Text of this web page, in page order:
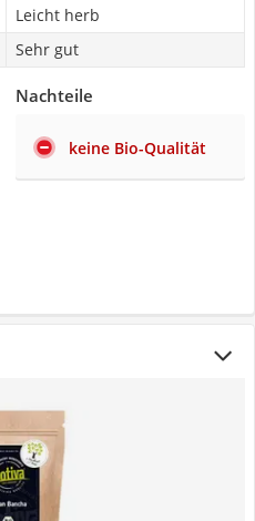
Leicht herb
Sehr gut
Nachteile
keine Bio-Qualität